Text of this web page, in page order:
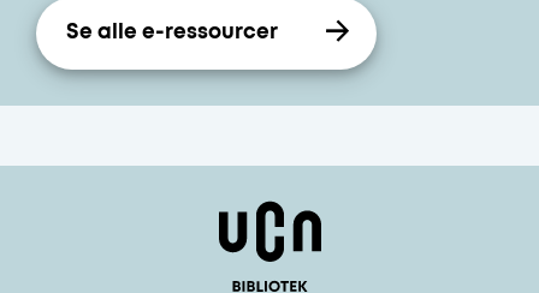
Se alle e-ressourcer